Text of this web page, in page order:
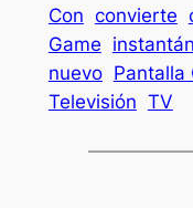
Con convierte
Game
nuevo Pantalla
Televisión TV